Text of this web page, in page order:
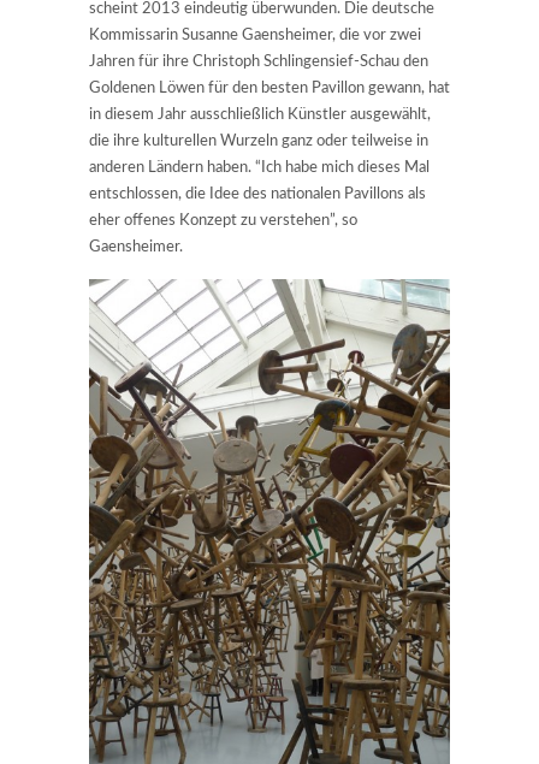
scheint 2013 eindeutig überwunden. Die deutsche
Kommissarin Susanne Gaensheimer, die vor zwei
Jahren für ihre Christoph Schlingensief-Schau den
Goldenen Löwen für den besten Pavillon gewann, hat
in diesem Jahr ausschließlich Künstler ausgewählt,
die ihre kulturellen Wurzeln ganz oder teilweise in
anderen Ländern haben. “Ich habe mich dieses Mal
entschlossen, die Idee des nationalen Pavillons als
eher offenes Konzept zu verstehen”, so
Gaensheimer.